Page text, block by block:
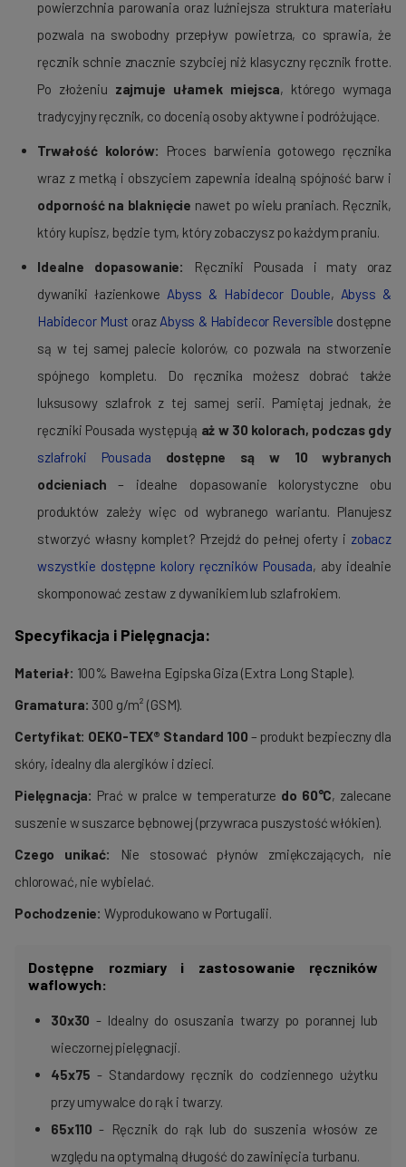
powierzchnia parowania oraz luźniejsza struktura materiału
pozwala na swobodny przepływ powietrza, co sprawia, że
ręcznik schnie znacznie szybciej niż klasyczny ręcznik frotte.
Po złożeniu zajmuje ułamek miejsca, którego wymaga
tradycyjny ręcznik, co docenią osoby aktywne i podróżujące.
Trwałość kolorów: Proces barwienia gotowego ręcznika
wraz z metką i obszyciem zapewnia idealną spójność barw i
odporność na blaknięcie nawet po wielu praniach. Ręcznik,
który kupisz, będzie tym, który zobaczysz po każdym praniu.
Idealne dopasowanie:
Ręczniki Pousada i maty oraz
dywaniki łazienkowe Abyss & Habidecor Double, Abyss &
Habidecor Must oraz Abyss & Habidecor Reversible dostępne
są w tej samej palecie kolorów, co pozwala na stworzenie
spójnego kompletu. Do ręcznika możesz dobrać także
luksusowy szlafrok z tej samej serii. Pamiętaj jednak, że
ręczniki Pousada występują aż w 30 kolorach, podczas gdy
szlafroki Pousada dostępne są w 10 wybranych
odcieniach – idealne dopasowanie kolorystyczne obu
produktów zależy więc od wybranego wariantu. Planujesz
stworzyć własny komplet? Przejdź do pełnej oferty i zobacz
wszystkie dostępne kolory ręczników Pousada, aby idealnie
skomponować zestaw z dywanikiem lub szlafrokiem.
Specyfikacja i Pielęgnacja:
Materiał: 100% Bawełna Egipska Giza (Extra Long Staple).
Gramatura: 300 g/m² (GSM).
Certyfikat: OEKO-TEX® Standard 100 – produkt bezpieczny dla
skóry, idealny dla alergików i dzieci.
Pielęgnacja: Prać w pralce w temperaturze do 60°C, zalecane
suszenie w suszarce bębnowej (przywraca puszystość włókien).
Czego unikać:
Nie stosować płynów zmiękczających, nie
chlorować, nie wybielać.
Pochodzenie: Wyprodukowano w Portugalii.
Dostępne rozmiary i zastosowanie ręczników
waflowych:
30x30 - Idealny do osuszania twarzy po porannej lub
wieczornej pielęgnacji.
45x75 - Standardowy ręcznik do codziennego użytku
przy umywalce do rąk i twarzy.
65x110 - Ręcznik do rąk lub do suszenia włosów ze
względu na optymalną długość do zawinięcia turbanu.